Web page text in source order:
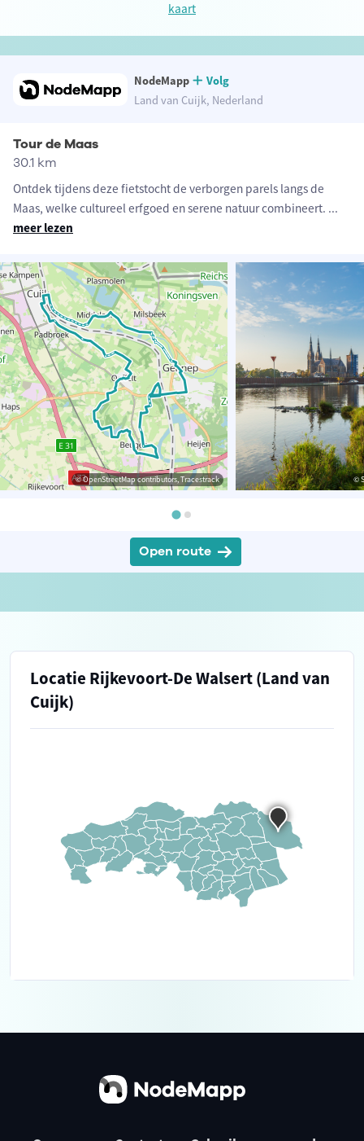
kaart
NodeMapp
Volg
Land van Cuijk, Nederland
Tour de Maas
30.1 km
Ontdek tijdens deze fietstocht de verborgen parels langs de
Maas, welke cultureel erfgoed en serene natuur combineert. ...
meer lezen
© OpenStreetMap contributors, Tracestrack ©
Open route
Locatie Rijkevoort-De Walsert (Land van
Cuijk)